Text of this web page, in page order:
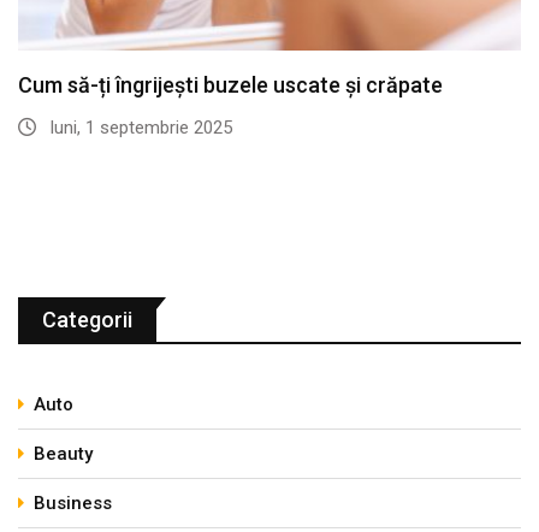
Cum să-ți îngrijești buzele uscate și crăpate
luni, 1 septembrie 2025
Categorii
Auto
Beauty
Business